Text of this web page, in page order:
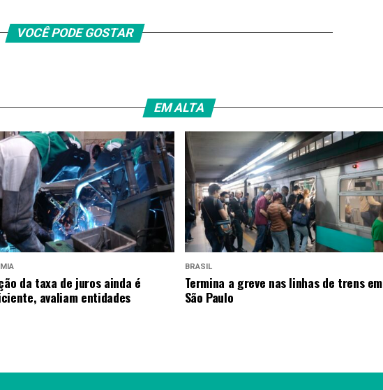
VOCÊ PODE GOSTAR
EM ALTA
da taxa de juros ainda é
avaliam entidades
BRASIL
Termina a greve nas linhas de trens em
São Paulo